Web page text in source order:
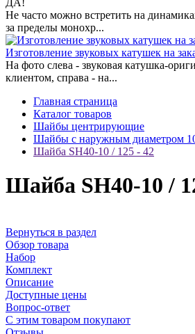
ДА!
Не часто можно встретить на
за пределы монохр...
Изготовление звуковых катушек на
На фото слева - звуковая катушка-
клиентом, справа - на...
Главная страница
Каталог товаров
Шайбы центрирующие
Шайбы с наружным диаметром
Шайба SH40-10 / 125 - 42
Шайба SH40-10 /
Вернуться в раздел
Обзор товара
Набор
Комплект
Описание
Доступные цены
Вопрос-ответ
С этим товаром покупают